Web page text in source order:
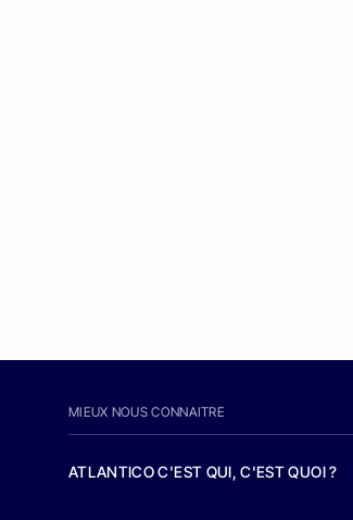
MIEUX NOUS CONNAITRE
ATLANTICO C'EST QUI, C'EST QUOI ?